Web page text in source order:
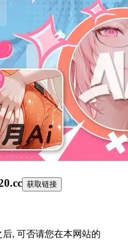
获取链接
后, 可否请您在本网站的